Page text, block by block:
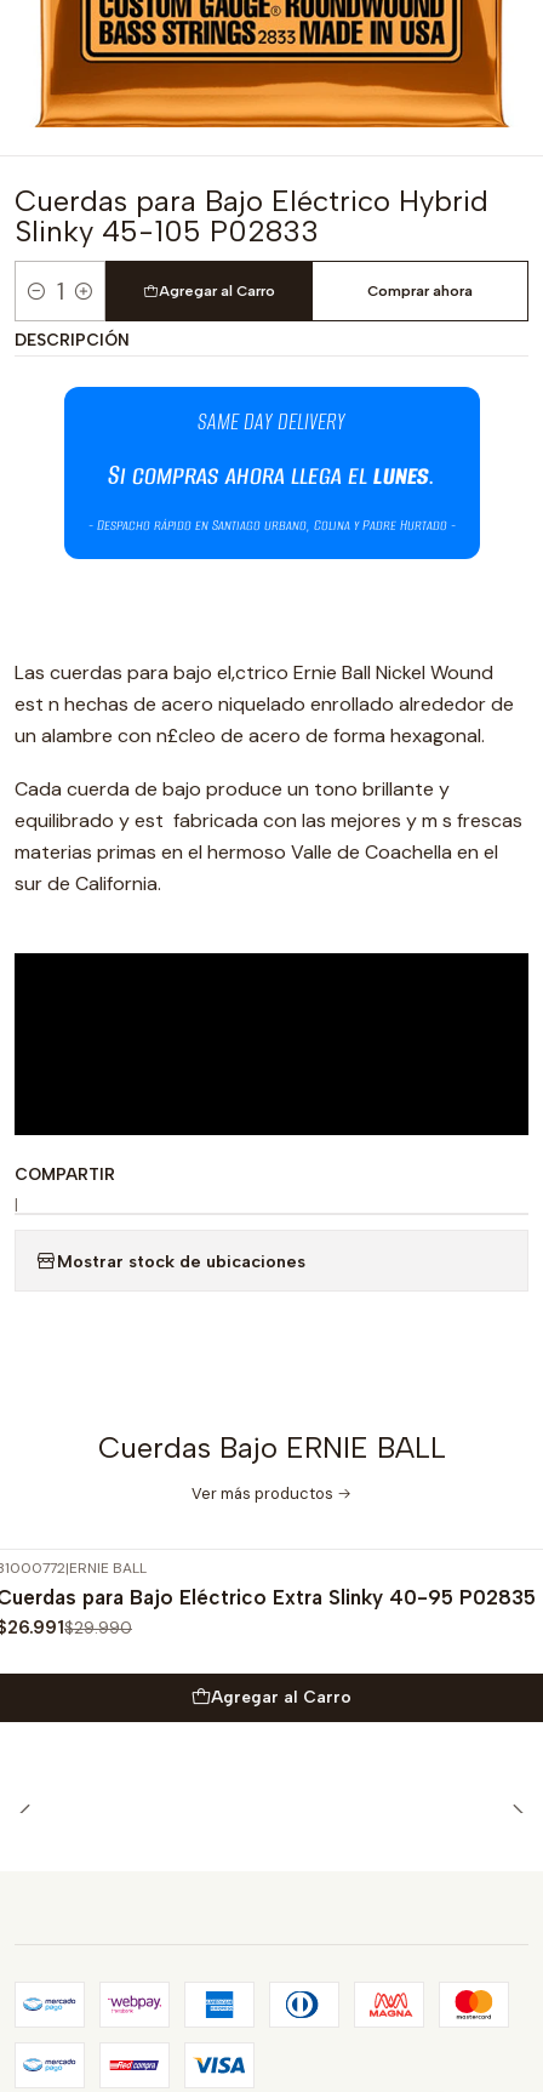
Cuerdas para Bajo Eléctrico Hybrid
Slinky 45-105 P02833
Cantidad
Agregar al Carro Comprar ahora
DESCRIPCIÓN
Las cuerdas para bajo el‚ctrico Ernie Ball Nickel Wound
est n hechas de acero niquelado enrollado alrededor de
un alambre con n£cleo de acero de forma hexagonal.
Cada cuerda de bajo produce un tono brillante y
equilibrado y est fabricada con las mejores y m s frescas
materias primas en el hermoso Valle de Coachella en el
sur de California.
COMPARTIR
|
Mostrar stock de ubicaciones
Cuerdas Bajo ERNIE BALL
Ver más productos
OFF
|ERNIE BALL
para Bajo Eléctrico Extra Slinky 40-95 P02835
$29.990
Agregar al Carro